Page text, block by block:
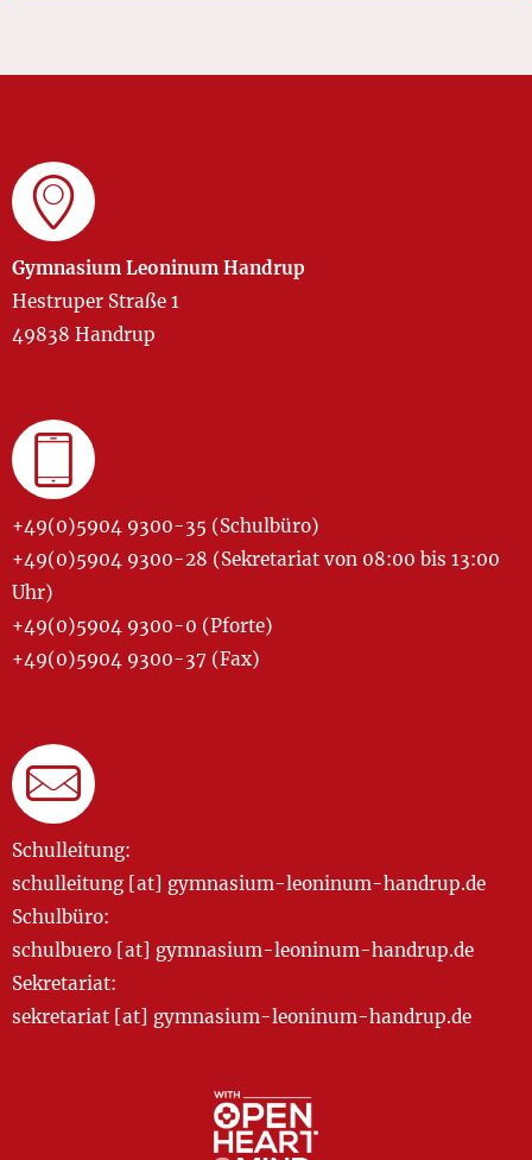
Gymnasium Leoninum Handrup
Hestruper Straße 1
49838 Handrup
+49(0)5904 9300-35 (Schulbüro)
+49(0)5904 9300-28 (Sekretariat von 08:00 bis 13:00
Uhr)
+49(0)5904 9300-0 (Pforte)
+49(0)5904 9300-37 (Fax)
Schulleitung:
schulleitung [at] gymnasium-leoninum-handrup.de
Schulbüro:
schulbuero [at] gymnasium-leoninum-handrup.de
Sekretariat:
sekretariat [at] gymnasium-leoninum-handrup.de